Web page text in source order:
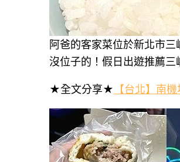
阿爸的客家菜位於新北市
沒位子的！假日出遊推薦
★全文分享★ 【台北】南